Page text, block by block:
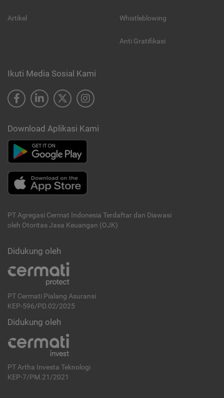
Artikel Whistleblowing
Anti Gratifikasi
Ikuti Media Sosial Kami
Download Aplikasi Kami
PT Agregasi Cermat Indonesia Terdaftar dan Diawasi
oleh Otoritas Jasa Keuangan (OJK)
Didukung oleh
PT Cermati Pialang Asuransi
KEP-596/PD.02/2025
Didukung oleh
PT Artha Investa Teknologi
KEP-7/PM.21/2021